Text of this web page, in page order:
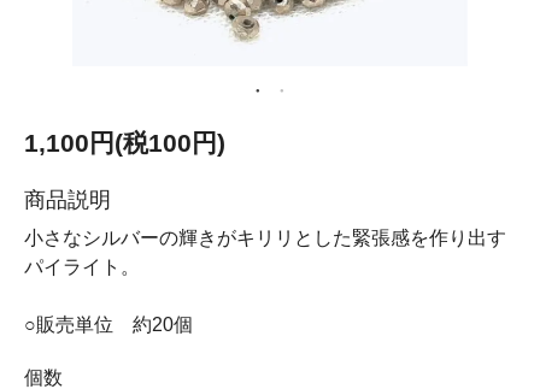
1,100円(税100円)
商品説明
小さなシルバーの輝きがキリリとした緊張感を作り出す
パイライト。
○販売単位 約20個
個数